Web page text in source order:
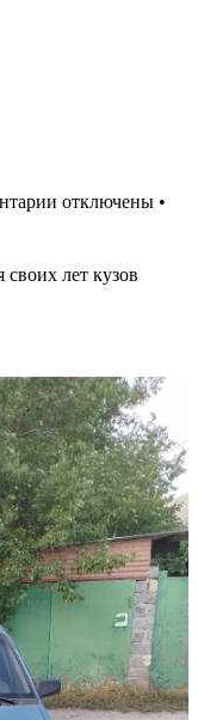
отключены •
лет кузов